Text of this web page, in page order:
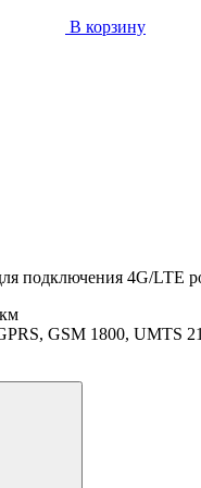
В корзину
подключения 4G/LTE
GSM 1800, UMTS